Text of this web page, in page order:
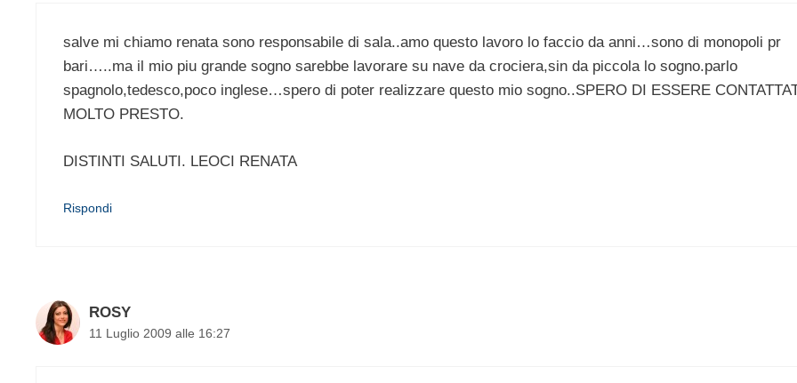
salve mi chiamo renata sono responsabile di sala..amo questo lavoro lo faccio da anni…sono di monopoli pr
bari…..ma il mio piu grande sogno sarebbe lavorare su nave da crociera,sin da piccola lo sogno.parlo
spagnolo,tedesco,poco inglese…spero di poter realizzare questo mio sogno..SPERO DI ESSERE
MOLTO PRESTO.
DISTINTI SALUTI. LEOCI RENATA
Rispondi
ROSY
11 Luglio 2009 alle 16:27